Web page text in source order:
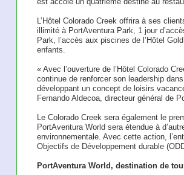
L’Hôtel Colorado Creek offrira à ses
illimité à PortAventura Park, 1 jour
Park, l’accès aux piscines de l’Hôtel
enfants.
« Avec l’ouverture de l’Hôtel Colorado
continue de renforcer son leadership
développant un concept de loisirs
Fernando Aldecoa, directeur général de
Le Colorado Creek sera également le
PortAventura World sera étendue à
environnementale. Avec cette action,
Objectifs de Développement durable
PortAventura World, destination de